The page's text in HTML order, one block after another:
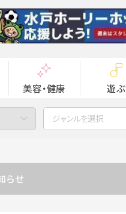
美容・健康 遊ぶ
ジャンルを選択
らせ